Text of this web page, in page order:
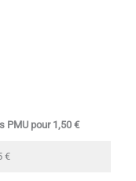
PMU pour 1,50 €
€